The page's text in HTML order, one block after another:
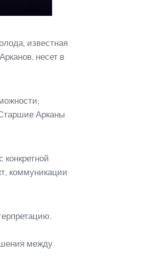
известная
несет в
Арканы
коммуникации
между